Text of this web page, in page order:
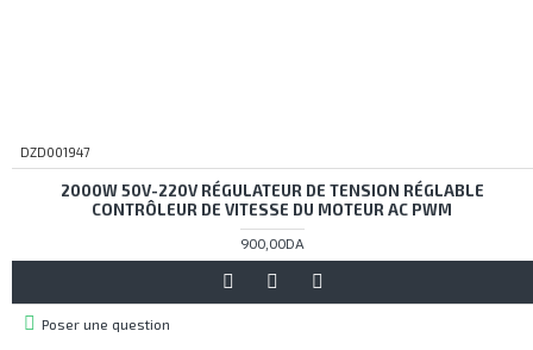
DZD001947
2000W 50V-220V RÉGULATEUR DE TENSION RÉGLABLE
CONTRÔLEUR DE VITESSE DU MOTEUR AC PWM
900,00DA
Poser une question